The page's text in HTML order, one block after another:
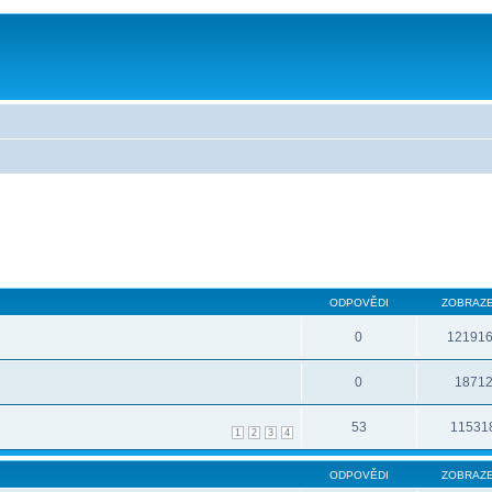
ODPOVĚDI
0
0 18712
1 2 3 4 53
ODPOVĚDI